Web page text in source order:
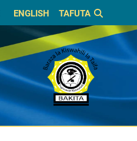
ENGLISH TAFUTA